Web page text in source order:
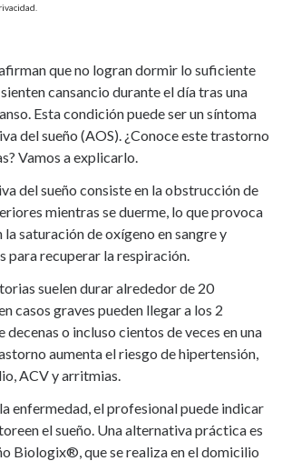
que no logran dormir lo suficiente
cansancio durante el día tras una
Esta condición puede ser un síntoma
del sueño (AOS). ¿Conoce este trastorno
Vamos a explicarlo.
del sueño consiste en la obstrucción de
mientras se duerme, lo que provoca
la saturación de oxígeno en sangre y
para recuperar la respiración.
suelen durar alrededor de 20
casos graves pueden llegar a los 2
o incluso cientos de veces en una
aumenta el riesgo de hipertensión,
ACV y arritmias.
enfermedad, el profesional puede indicar
el sueño. Una alternativa práctica es
Biologix®, que se realiza en el domicilio